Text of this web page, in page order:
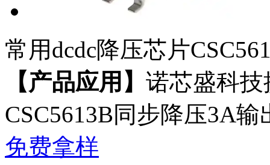
常用dcdc降压芯片
【产品应用 】 诺芯盛科技
CSC5613B同步降压3A
免费拿样